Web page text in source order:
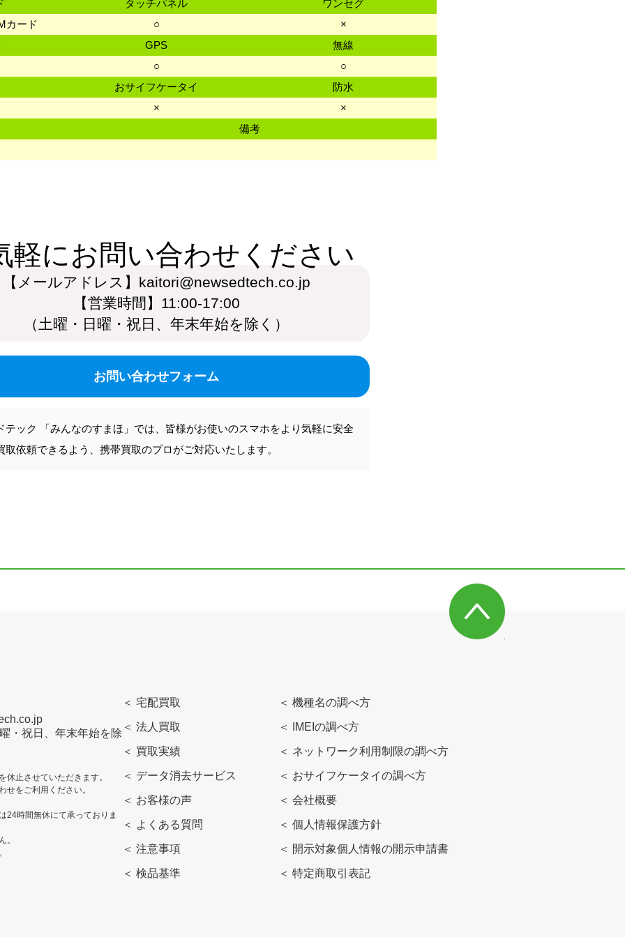
タッチパネル
ワンセグ
カード
○
×
GPS
無線
○
○
おサイフケータイ
防水
×
×
備考
軽にお問い合わせください
【メールアドレス】kaitori@newsedtech.co.jp
【営業時間】11:00-17:00
（土曜・日曜・祝日、年末年始を除く）
お問い合わせフォーム
テック 「みんなのすまほ」では、皆様がお使いのスマホをより気軽に安全
取依頼できるよう、携帯買取のプロがご対応いたします。
・祝日、年末年始を除
休止させていただきます。
せをご利用ください。
24時間無休にて承っておりま
。
＜ 宅配買取
＜ 法人買取
＜ 買取実績
＜ データ消去サービス
＜ お客様の声
＜ よくある質問
＜ 注意事項
＜ 検品基準
＜ 機種名の調べ方
＜ IMEIの調べ方
＜ ネットワーク利用制限の調べ方
＜ おサイフケータイの調べ方
＜ 会社概要
＜ 個人情報保護方針
＜ 開示対象個人情報の開示申請書
＜ 特定商取引表記